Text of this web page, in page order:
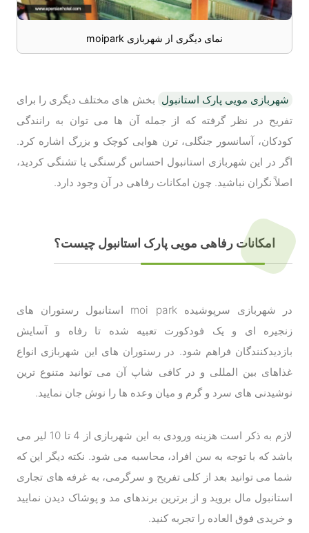
نمای دیگری از شهربازی moipark
شهربازی مویی پارک استانبول بخش های مختلف دیگری را برای
تفریح در نظر گرفته که از جمله آن ها می توان به رانندگی
کودکان، آسانسور جنگلی، ترن هوایی کوچک و بزرگ اشاره کرد.
اگر در این شهربازی استانبول احساس گرسنگی یا تشنگی کردید،
اصلاً نگران نباشید. چون امکانات رفاهی در آن وجود دارد.
امکانات رفاهی مویی پارک استانبول چیست؟
در شهربازی سرپوشیده moi park استانبول رستوران های
زنجیره ای و یک فودکورت تعبیه شده تا رفاه و آسایش
بازدیدکنندگان فراهم شود. در رستوران های این شهربازی انواع
غذاهای بین المللی و در کافی شاپ آن می توانید متنوع ترین
نوشیدنی های سرد و گرم و میان وعده ها را نوش جان نمایید.
لازم به ذکر است هزینه ورودی به این شهربازی از 4 تا 10 لیر می
باشد که با توجه به سن افراد، محاسبه می شود. نکته دیگر این که
شما می توانید بعد از کلی تفریح و سرگرمی، به غرفه های تجاری
استانبول مال بروید و از برترین برندهای مد و پوشاک دیدن نمایید
و خریدی فوق العاده را تجربه کنید.